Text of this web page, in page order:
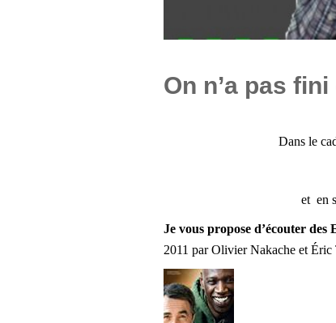
On n’a pas
Dans le
et en
Je vous propose d’écouter des
2011 par Olivier Nakache et Éric